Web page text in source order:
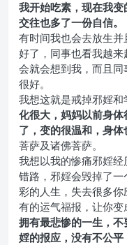
我开始吃素，现在我
交往也多了一份自信。
有时间我也会去放生
好了，同事也看我越
会就会想到我，而且
很好。
我想这就是戒掉邪婬和
化很大，妈妈以前身
了，变的很温和，身
菩萨及诸佛菩萨。
我想以我的惨痛邪婬
错路，邪婬会毁掉了
彩的人生，失去很多
有的运气福报，让你变
拥有最悲惨的一生，
婬的报应，没有不公